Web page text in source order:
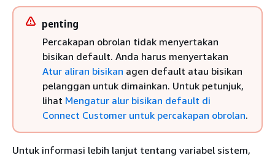
penting
Percakapan obrolan tidak menyertakan
bisikan default. Anda harus menyertakan
Atur aliran bisikan agen default atau bisikan
pelanggan untuk dimainkan. Untuk petunjuk,
lihat Mengatur alur bisikan default di
Connect Customer untuk percakapan obrolan.
Untuk informasi lebih lanjut tentang variabel sistem,